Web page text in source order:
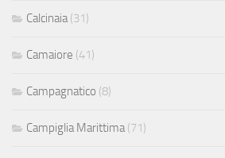
Calcinaia (31)
Camaiore (41)
Campagnatico (8)
Campiglia Marittima (71)